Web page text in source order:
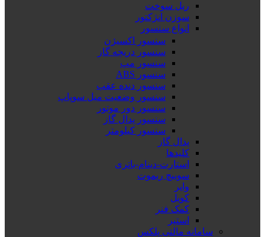
ریل سوخت
سوزن انژکتور
انواع سنسور
سنسور اکسیژن
سنسور دریچه گاز
سنسور مپ
سنسور ABS
سنسور دنده عقب
سنسور وضعیت میل سوپاپ
سنسور دور موتور
سنسور پدال گاز
سنسور کیلومتر
پدال گاز
کلیدها
استارت-دینام-باتری
سوییچ ریموت
وایر
کویل
کمک فنر
استپر
سامانه مالتی پلکس